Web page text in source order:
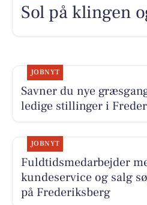
Sol på klingen
JOBNYT
Savner du nye
ledige stillinger i
JOBNYT
Fuldtidsmedarbejder
kundeservice og salg
på Frederiksberg